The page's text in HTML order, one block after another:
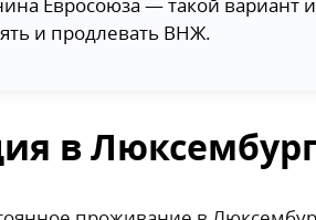
и продлевать ВНЖ.
в